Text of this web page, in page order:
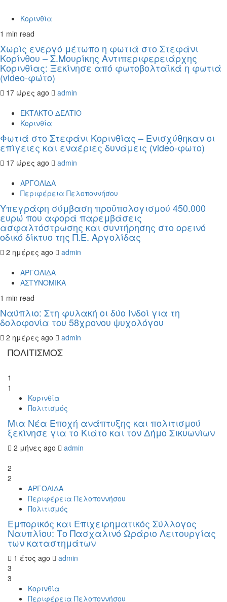
Κορινθία
1 min read
Χωρίς ενεργό μέτωπο η φωτιά στο Στεφάνι
Κορίνθου – Σ.Μουρίκης Αντιπεριφερειάρχης
Κορινθίας: Ξεκίνησε από φωτοβολταϊκά η φωτιά
(video-φώτο)
17 ώρες ago
admin
ΕΚΤΑΚΤΟ ΔΕΛΤΙΟ
Κορινθία
Φωτιά στο Στεφάνι Κορινθίας – Ενισχύθηκαν οι
επίγειες και εναέριες δυνάμεις (video-φωτο)
17 ώρες ago
admin
ΑΡΓΟΛΙΔΑ
Περιφέρεια Πελοποννήσου
Υπεγράφη σύμβαση προϋπολογισμού 450.000
ευρώ που αφορά παρεμβάσεις
ασφαλτόστρωσης και συντήρησης στο ορεινό
οδικό δίκτυο της Π.Ε. Αργολίδας
2 ημέρες ago
admin
ΑΡΓΟΛΙΔΑ
ΑΣΤΥΝΟΜΙΚΑ
1 min read
Ναύπλιο: Στη φυλακή οι δύο Ινδοί για τη
δολοφονία του 58χρονου ψυχολόγου
2 ημέρες ago admin
ΠΟΛΙΤΙΣΜΟΣ
1
1
Κορινθία
Πολιτισμός
Μια Νέα Εποχή ανάπτυξης και πολιτισμού
ξεκίνησε για το Κιάτο και τον Δήμο Σικυωνίων
2 μήνες ago
admin
2
2
ΑΡΓΟΛΙΔΑ
Περιφέρεια Πελοποννήσου
Πολιτισμός
Εμπορικός και Επιχειρηματικός Σύλλογος
Ναυπλίου: Το Πασχαλινό Ωράριο Λειτουργίας
των καταστημάτων
1 έτος ago
admin
3
3
Κορινθία
Περιφέρεια Πελοποννήσου